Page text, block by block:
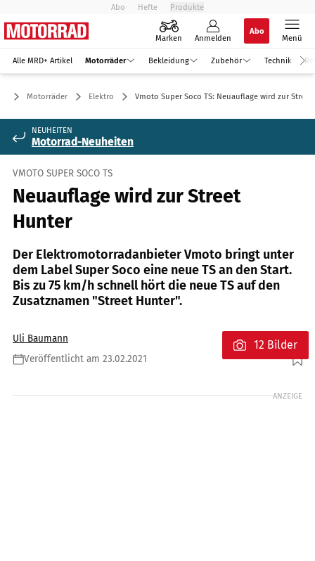
Abo Hefte Produkte
Marken Anmelden
Abo
Menü
Alle MRD+ Artikel Motorräder Bekleidung Zubehör Technik
Motorräder Elektro Vmoto Super Soco TS: Neuauflage wird zur
NEUHEITEN
Motorrad-Neuheiten
VMOTO SUPER SOCO TS
Neuauflage wird zur Street
Hunter
Der Elektromotorradanbieter Vmoto bringt unter
dem Label Super Soco eine neue TS an den Start.
Bis zu 75 km/h schnell hört die neue TS auf den
Zusatznamen "Street Hunter".
Uli Baumann
Veröffentlicht am 23.02.2021
Foto: Super Soco
12 Bilder
ANZEIGE